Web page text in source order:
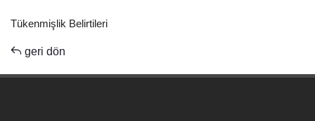
Tükenmişlik Belirtileri
geri dön